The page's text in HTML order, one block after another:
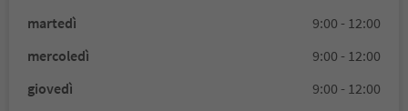
martedì
9:00 - 12:00
mercoledì
9:00 - 12:00
giovedì
9:00 - 12:00